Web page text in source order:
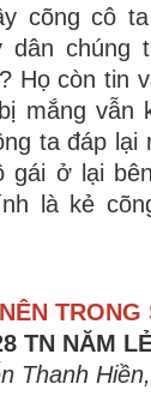
cõng cô
dân chúng
Họ còn tin
mắng vẫn
ta đáp lại
gái ở lại
là kẻ
TRONG
TN NĂM
Thanh